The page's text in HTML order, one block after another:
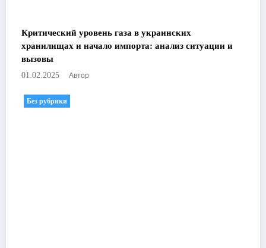
Критический уровень газа в украинских
хранилищах и начало импорта: анализ ситуации и
вызовы
01.02.2025 Автор
Без рубрики